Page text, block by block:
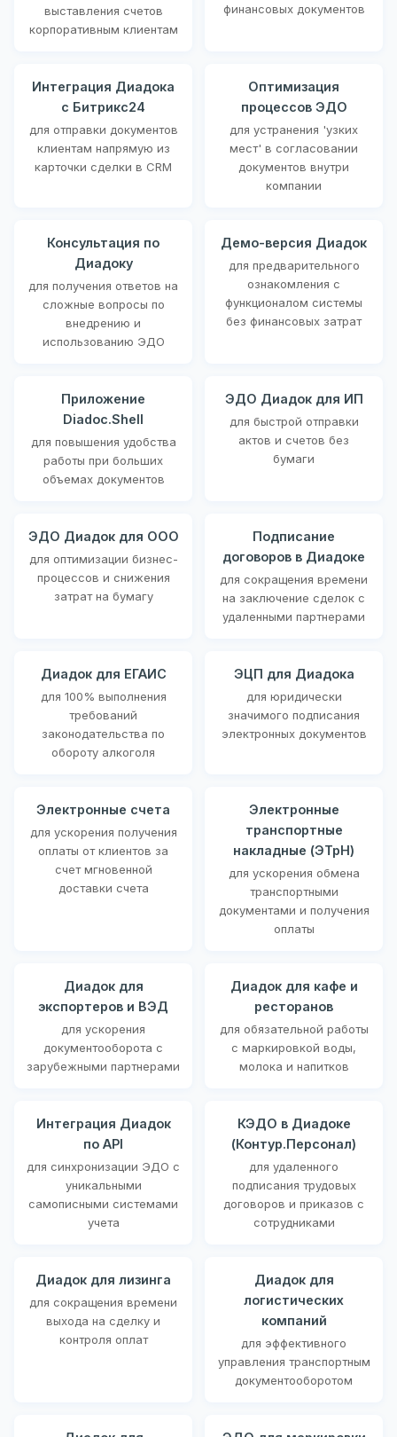
выставления счетов
корпоративным клиентам
финансовых документов
Интеграция Диадока
с Битрикс24
для отправки документов
клиентам напрямую из
карточки сделки в CRM
Оптимизация
процессов ЭДО
для устранения 'узких
мест' в согласовании
документов внутри
компании
Консультация по
Диадоку
для получения ответов на
сложные вопросы по
внедрению и
использованию ЭДО
Демо-версия Диадок
для предварительного
ознакомления с
функционалом системы
без финансовых затрат
Приложение
Diadoc.Shell
для повышения удобства
работы при больших
объемах документов
ЭДО Диадок для ИП
для быстрой отправки
актов и счетов без
бумаги
ЭДО Диадок для ООО
для оптимизации бизнес-
процессов и снижения
затрат на бумагу
Подписание
договоров в Диадоке
для сокращения времени
на заключение сделок с
удаленными партнерами
Диадок для ЕГАИС
для 100% выполнения
требований
законодательства по
обороту алкоголя
ЭЦП для Диадока
для юридически
значимого подписания
электронных документов
Электронные счета
для ускорения получения
оплаты от клиентов за
счет мгновенной
доставки счета
Электронные
транспортные
накладные (ЭТрН)
для ускорения обмена
транспортными
документами и получения
оплаты
Диадок для
экспортеров и ВЭД
для ускорения
документооборота с
зарубежными партнерами
Диадок для кафе и
ресторанов
для обязательной работы
с маркировкой воды,
молока и напитков
Интеграция Диадок
по API
для синхронизации ЭДО с
уникальными
самописными системами
учета
КЭДО в Диадоке
(Контур.Персонал)
для удаленного
подписания трудовых
договоров и приказов с
сотрудниками
Диадок для лизинга
для сокращения времени
выхода на сделку и
контроля оплат
Диадок для
логистических
компаний
для эффективного
управления транспортным
документооборотом